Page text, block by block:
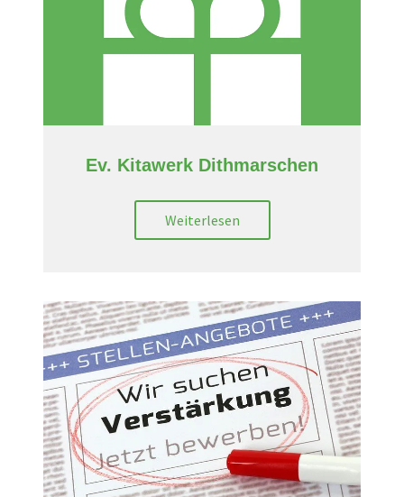
Ev. Kitawerk Dithmarschen
Weiterlesen
Stellenmarkt/Mitarbeit